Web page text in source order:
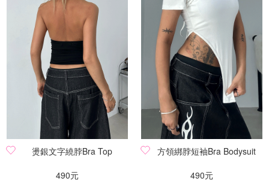
燙銀文字繞脖Bra Top
490元
方領綁脖短袖Bra Bodysuit
490元